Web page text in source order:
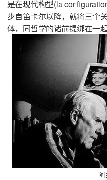
是在现代构型(la
步自笛卡尔以降，就将三个
体，同哲学的诸前提绑在一起
阿